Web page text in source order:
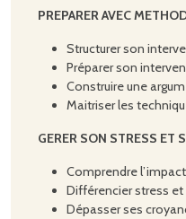
PREPARER AVEC
Structurer son
Préparer son
Construire une
Maitriser les
GERER SON STRESS ET
Comprendre
Différencier stress et
Dépasser ses